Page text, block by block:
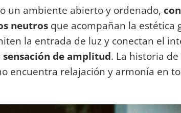
un ambiente abierto y ordenado,
neutros que acompañan la estética
la entrada de luz y conectan el
de amplitud. La historia
encuentra relajación y armonía en